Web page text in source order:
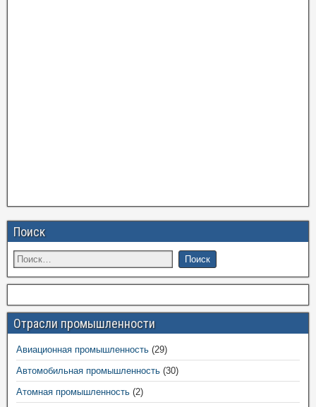
Поиск
Отрасли промышленности
Авиационная промышленность (29)
Автомобильная промышленность (30)
Атомная промышленность (2)